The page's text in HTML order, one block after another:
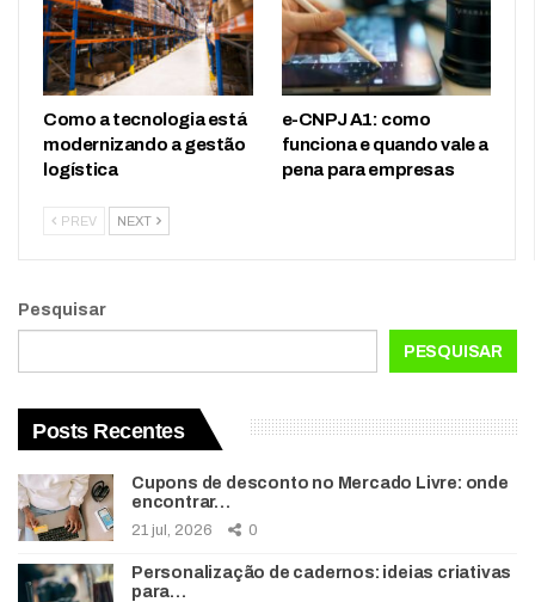
Como a tecnologia está
modernizando a gestão
logística
e-CNPJ A1: como
funciona e quando vale a
pena para empresas
PREV NEXT
Pesquisar
PESQUISAR
Posts Recentes
Cupons de desconto no Mercado Livre: onde
encontrar…
21 jul, 2026 0
Personalização de cadernos: ideias criativas
para…